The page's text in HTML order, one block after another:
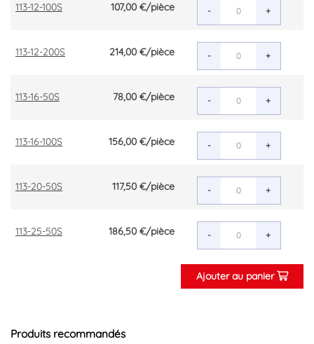
113-12-100S 107,00 €/pièce - +
113-12-200S 214,00 €/pièce - +
113-16-50S 78,00 €/pièce - +
113-16-100S 156,00 €/pièce - +
113-20-50S 117,50 €/pièce - +
113-25-50S 186,50 €/pièce - +
Ajouter au panier
Produits recommandés